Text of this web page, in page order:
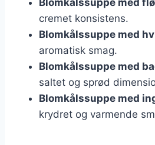
cremet konsistens.
Blomkålssuppe med
aromatisk smag.
Blomkålssuppe med
saltet og sprød
Blomkålssuppe med
krydret og varmende